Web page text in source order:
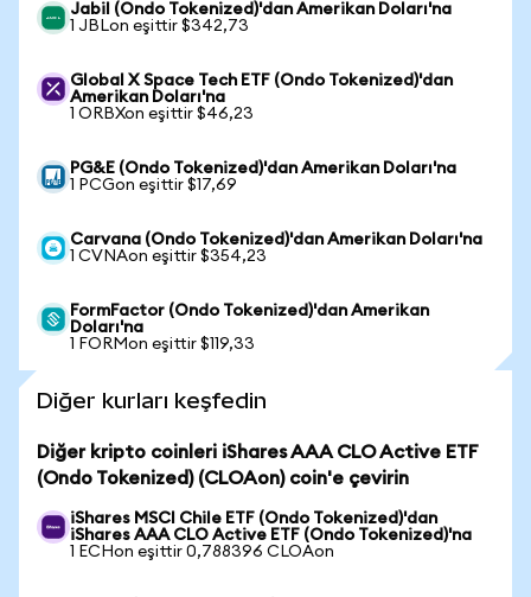
Jabil (Ondo Tokenized)'dan Amerikan Doları'na
1 JBLon eşittir $342,73
Global X Space Tech ETF (Ondo Tokenized)'dan
Amerikan Doları'na
1 ORBXon eşittir $46,23
PG&E (Ondo Tokenized)'dan Amerikan Doları'na
1 PCGon eşittir $17,69
Carvana (Ondo Tokenized)'dan Amerikan Doları'na
1 CVNAon eşittir $354,23
FormFactor (Ondo Tokenized)'dan Amerikan
Doları'na
1 FORMon eşittir $119,33
Diğer kurları keşfedin
Diğer kripto coinleri iShares AAA CLO Active ETF
(Ondo Tokenized) (CLOAon) coin'e çevirin
iShares MSCI Chile ETF (Ondo Tokenized)'dan
iShares AAA CLO Active ETF (Ondo Tokenized)'na
1 ECHon eşittir 0,788396 CLOAon